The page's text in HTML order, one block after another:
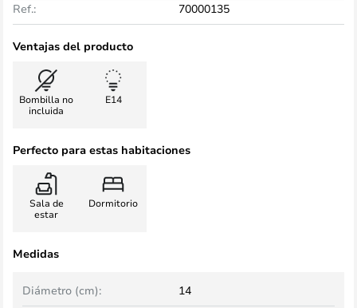
Ref.:
70000135
Ventajas del producto
Bombilla no
incluida
E14
Perfecto para estas habitaciones
Sala de
estar
Dormitorio
Medidas
Diámetro (cm): 14